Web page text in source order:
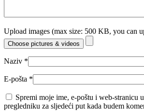
Upload images (max size: 500 KB, you can
Choose pictures & videos
Naziv *
E-pošta *
Spremi moje ime, e-poštu i web-stranicu
pregledniku za sljedeći put kada budem